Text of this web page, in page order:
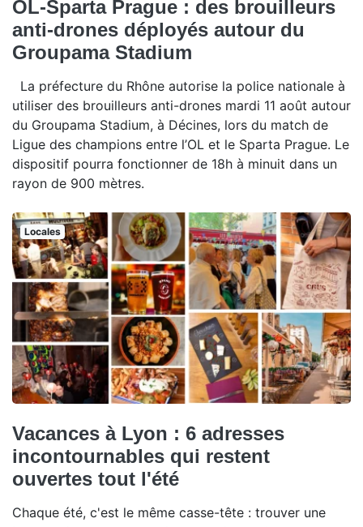
OL-Sparta Prague : des brouilleurs
anti-drones déployés autour du
Groupama Stadium
La préfecture du Rhône autorise la police nationale à
utiliser des brouilleurs anti-drones mardi 11 août autour
du Groupama Stadium, à Décines, lors du match de
Ligue des champions entre l’OL et le Sparta Prague. Le
dispositif pourra fonctionner de 18h à minuit dans un
rayon de 900 mètres.
Locales
Vacances à Lyon : 6 adresses
incontournables qui restent
ouvertes tout l'été
Chaque été, c'est le même casse-tête : trouver une